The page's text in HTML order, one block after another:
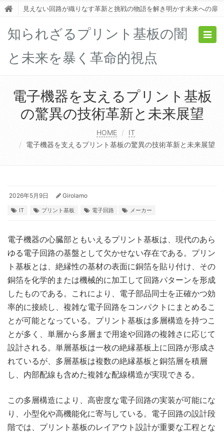
見えない回路が織りなす革新と挑戦の物語を解き明かす未来への扉
知られざるプリント基板の闇
と未来を暴く革命的視点
電子機器を支えるプリント基板
の驚異の技術革新と未来展望
HOME
IT
電子機器を支えるプリント基板の驚異の技術革新と未来展望
2026年5月9日 Girolamo
IT プリント基板 電子回路 メーカー
電子機器の心臓部ともいえるプリント基板は、現代のあら
ゆる電子回路の基盤として欠かせない存在である。 プリン
ト基板とは、絶縁性の基材の表面に銅箔を貼り付け、その
銅箔を化学的または機械的に加工して回路パターンを形成
したものである。これにより、電子部品同士を正確かつ効
率的に接続し、複雑な電子回路をコンパクトにまとめるこ
とが可能となっている。プリント基板は多層構造を持つこ
とが多く、単層から多層まで用途や回路の複雑さに応じて
設計される。単層基板は一枚の絶縁基板上に回路が形成さ
れているが、多層基板は複数の絶縁基板と銅箔層を積層
し、内部配線も含めた複雑な配線構造が実現できる。
この多層構造により、高密度な電子回路の実装が可能にな
り、小型化や高機能化に寄与している。電子回路の設計段
階では、プリント基板のレイアウト設計が重要な工程とな